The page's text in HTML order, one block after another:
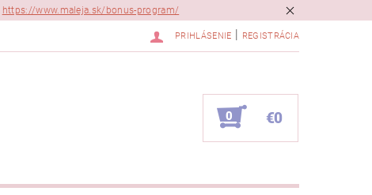
https://www.maleja.sk/bonus-program/
PRIHLÁSENIE REGISTRÁCIA
0 €0